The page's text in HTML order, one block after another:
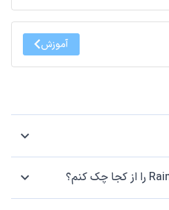
آموزش